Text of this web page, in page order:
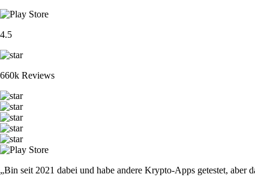
4.5
660k Reviews
„Bin seit 2021 dabei und habe andere Krypto-Apps getestet, aber